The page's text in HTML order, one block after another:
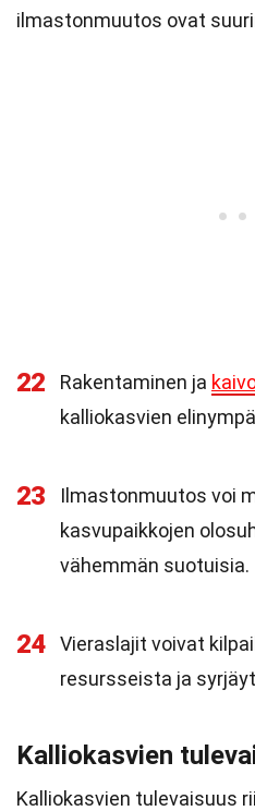
ilmastonmuutos ovat
22 Rakentaminen ja
kalliokasvien
23
Ilmastonmuutos voi
kasvupaikkojen
vähemmän suotuisia.
24
Vieraslajit voivat
resursseista ja
Kalliokasvien
Kalliokasvien tulevaisuus